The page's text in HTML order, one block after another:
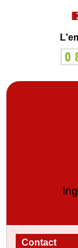
Contact